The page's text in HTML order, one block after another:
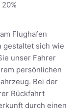
Flughafen
gestaltet sich wie
unser Fahrer
persönlichen
Bei der
Rückfahrt
durch einen